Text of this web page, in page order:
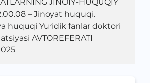
JINOIY-HUQUQIY
– Jinoyat huquqi.
huquqi Yuridik fanlar doktori
AVTOREFERATI